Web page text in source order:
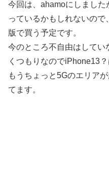
今回は、ahamoにしまし
っているかもしれないの
版で買う予定です。
今のところ不自由はしてい
くつもりなのでiPhone13
もうちょっと5Gのエリア
てます。